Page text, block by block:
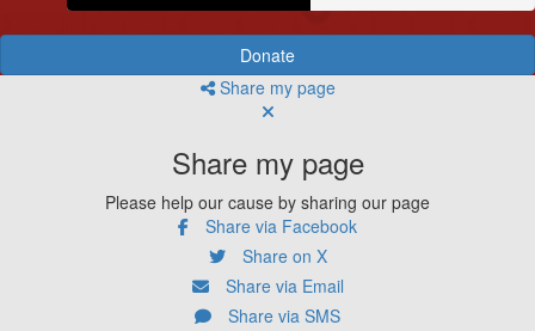
Donate
Share my page
Share my page
Please help our cause by sharing our page
Share via Facebook
Share on X
Share via Email
Share via SMS